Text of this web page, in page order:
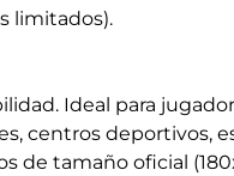
limitados).
Ideal para
centros deportivos,
de tamaño oficial